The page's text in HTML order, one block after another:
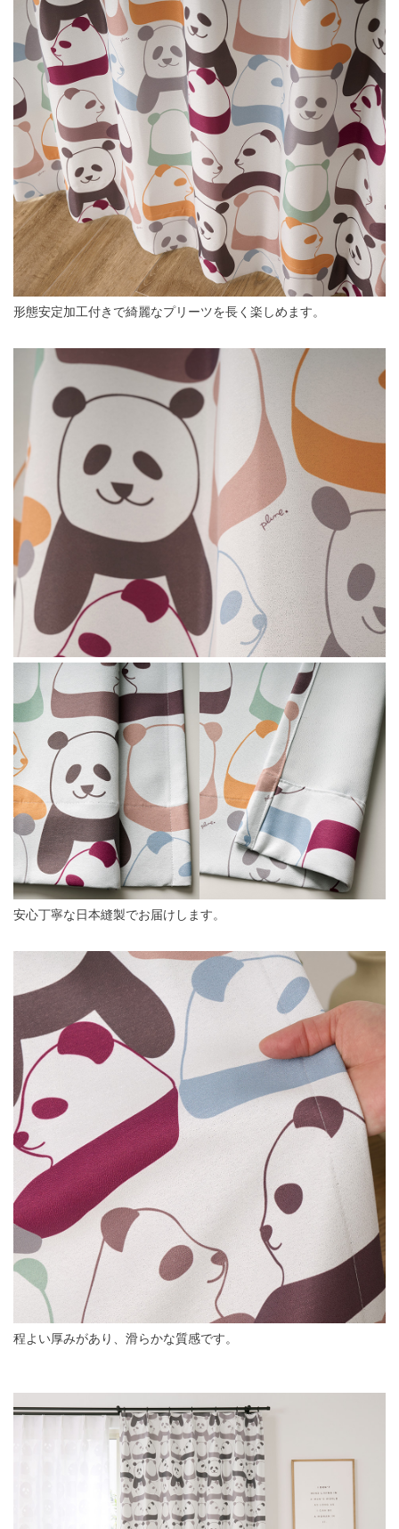
形態安定加工付きで綺麗なプリーツを長く楽しめます。
安心丁寧な日本縫製でお届けします。
程よい厚みがあり、滑らかな質感です。